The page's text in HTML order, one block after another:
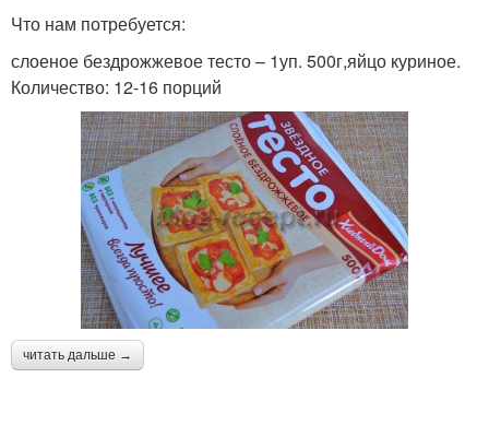
Что нам потребуется:
слоеное бездрожжевое тесто – 1уп. 500г,яйцо куриное.
Количество: 12-16 порций
читать дальше →